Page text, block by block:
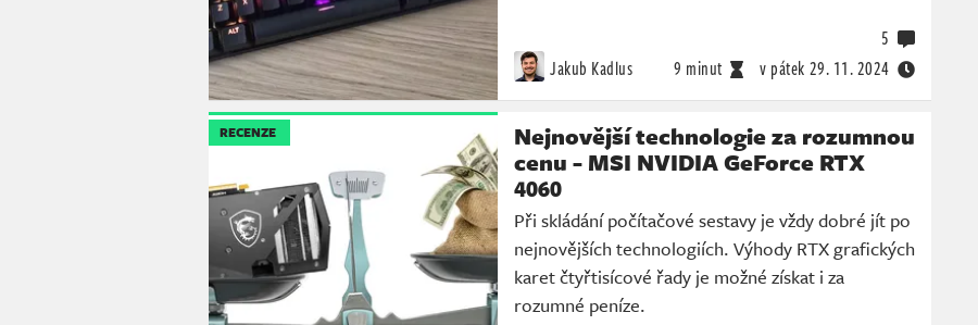
Jakub Kadlus 9 minut v pátek 29. 11. 2024
5
RECENZE
Nejnovější technologie za rozumnou
cenu - MSI NVIDIA GeForce RTX
4060
Při skládání počítačové sestavy je vždy dobré jít po
nejnovějších technologiích. Výhody RTX grafických
karet čtyřtisícové řady je možné získat i za
rozumné peníze.